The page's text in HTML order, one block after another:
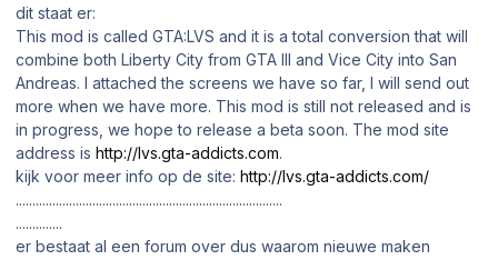
dit staat er:
This mod is called GTA:LVS and it is a total conversion that will
combine both Liberty City from GTA III and Vice City into San
Andreas. I attached the screens we have so far, I will send out
more when we have more. This mod is still not released and is
in progress, we hope to release a beta soon. The mod site
address is http://lvs.gta-addicts.com.
kijk voor meer info op de site: http://lvs.gta-addicts.com/
................................................................................
..............
er bestaat al een forum over dus waarom nieuwe maken